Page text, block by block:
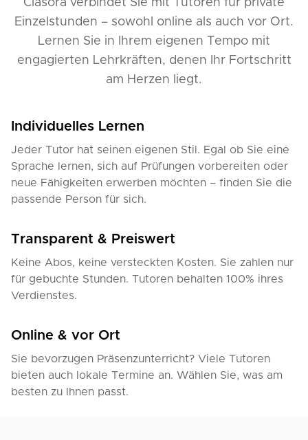
Clasora verbindet Sie mit Tutoren für private
Einzelstunden – sowohl online als auch vor Ort.
Lernen Sie in Ihrem eigenen Tempo mit
engagierten Lehrkräften, denen Ihr Fortschritt
am Herzen liegt.
Individuelles Lernen
Jeder Tutor hat seinen eigenen Stil. Egal ob Sie eine
Sprache lernen, sich auf Prüfungen vorbereiten oder
neue Fähigkeiten erwerben möchten – finden Sie die
passende Person für sich.
Transparent & Preiswert
Keine Abos, keine versteckten Kosten. Sie zahlen nur
für gebuchte Stunden. Tutoren behalten 100% ihres
Verdienstes.
Online & vor Ort
Sie bevorzugen Präsenzunterricht? Viele Tutoren
bieten auch lokale Termine an. Wählen Sie, was am
besten zu Ihnen passt.